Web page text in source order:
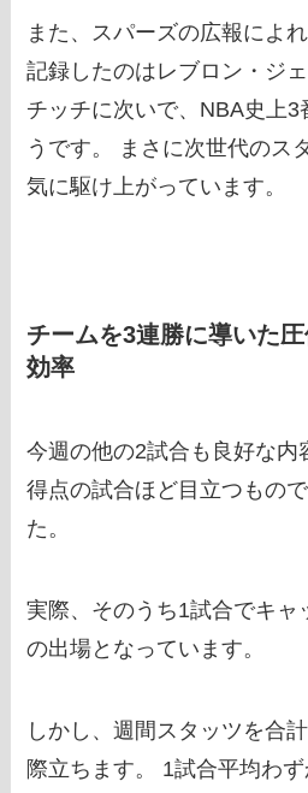
また、スパーズの広報によ
記録したのはレブロン・ジ
チッチに次いで、NBA史上3
うです。 まさに次世代のス
気に駆け上がっています。
チームを3連勝に導いた
効率
今週の他の2試合も良好な内
得点の試合ほど目立つもの
た。
実際、そのうち1試合でキャ
の出場となっています。
しかし、週間スタッツを合
際立ちます。 1試合平均わず